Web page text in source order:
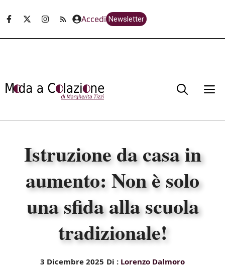
Accedi Newsletter
Istruzione da casa in
aumento: Non è solo
una sfida alla scuola
tradizionale!
3 Dicembre 2025 Di : Lorenzo Dalmoro